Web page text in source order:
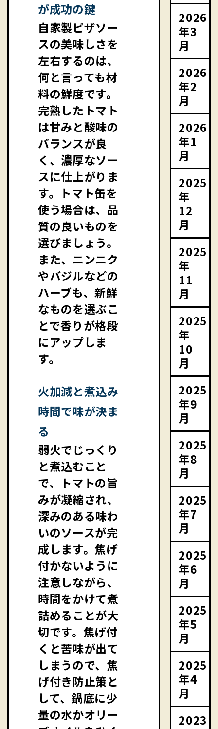
が成功の鍵
自家製ピザソー
スの美味しさを
左右するのは、
何と言っても材
料の鮮度です。
完熟したトマト
は甘みと酸味の
バランスが良
く、濃厚なソー
スに仕上がりま
す。トマト缶を
使う場合は、品
質の良いものを
選びましょう。
また、ニンニク
やバジルなどの
ハーブも、新鮮
なものを選ぶこ
とで香りが格段
にアップしま
す。
火加減と煮込み
時間で味が決ま
る
弱火でじっくり
と煮込むこと
で、トマトの旨
みが凝縮され、
深みのある味わ
いのソースが完
成します。焦げ
付かないように
注意しながら、
時間をかけて煮
詰めることが大
切です。焦げ付
くと苦味が出て
しまうので、焦
げ付き防止策と
して、鍋底に少
量の水かオリー
2026
年3
月
2026
年2
月
2026
年1
月
2025
年
12
月
2025
年
11
月
2025
年
10
月
2025
年9
月
2025
年8
月
2025
年7
月
2025
年6
月
2025
年5
月
2025
年4
月
2023